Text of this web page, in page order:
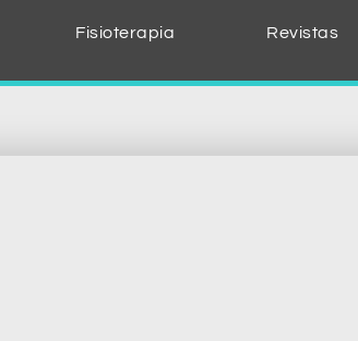
Fisioterapia Revistas